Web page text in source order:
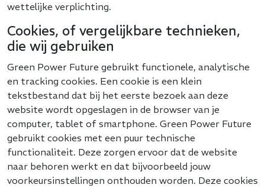
wettelijke verplichting.
Cookies, of vergelijkbare technieken,
die wij gebruiken
Green Power Future gebruikt functionele, analytische
en tracking cookies. Een cookie is een klein
tekstbestand dat bij het eerste bezoek aan deze
website wordt opgeslagen in de browser van je
computer, tablet of smartphone. Green Power Future
gebruikt cookies met een puur technische
functionaliteit. Deze zorgen ervoor dat de website
naar behoren werkt en dat bijvoorbeeld jouw
voorkeursinstellingen onthouden worden. Deze cookies